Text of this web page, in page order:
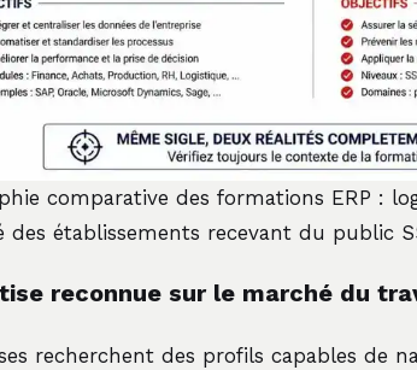
comparative des formations ERP :
des établissements recevant du public
reconnue sur le marché du
recherchent des profils capables de